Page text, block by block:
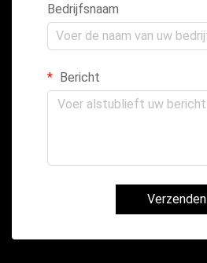
Bedrijfsnaam
Bericht
Verzenden